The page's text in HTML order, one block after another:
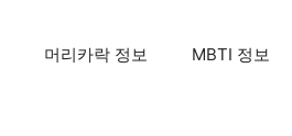
머리카락 정보 MBTI 정보